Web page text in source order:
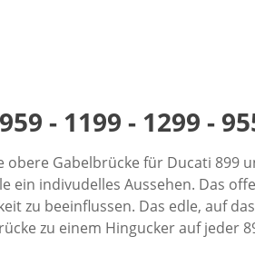
- 1199 - 1299 -
Gabelbrücke für Ducati 899
ein indivudelles Aussehen. Das
zu beeinflussen. Das edle, auf
zu einem Hingucker auf jeder